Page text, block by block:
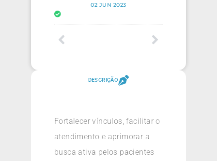
02 JUN 2023
DESCRIÇÃO
Fortalecer vínculos, facilitar o
atendimento e aprimorar a
busca ativa pelos pacientes